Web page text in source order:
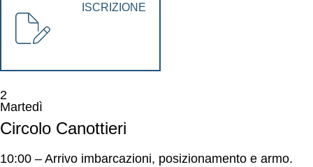
ISCRIZIONE
2
Martedì
Circolo Canottieri
10:00 – Arrivo imbarcazioni, posizionamento e armo.